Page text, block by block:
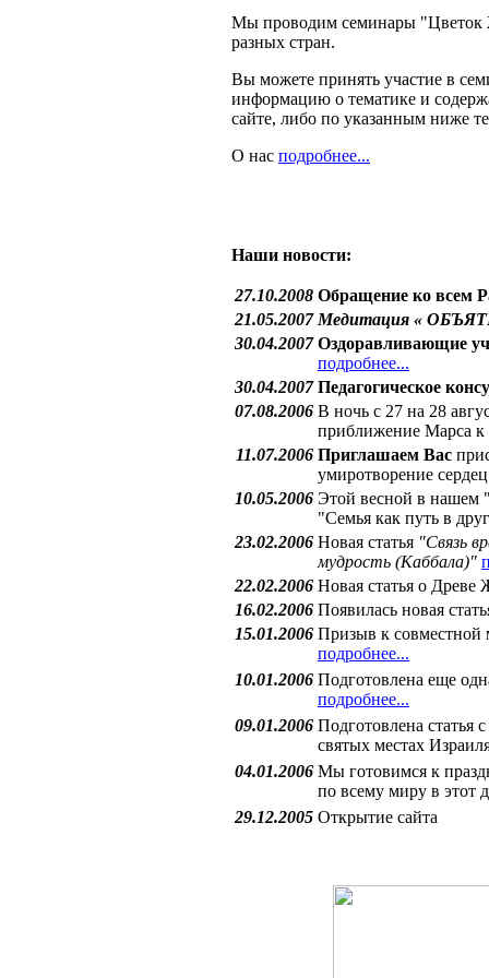
Мы проводим семинары
разных стран.
Вы можете принять участие в
информацию о тематике и
сайте, либо по указанным ниже
О нас подробнее...
Наши новости:
27.10.2008 Обращение ко всем
21.05.2007 Медитация «
30.04.2007 Оздоравливающие
подробнее...
30.04.2007 Педагогическое
07.08.2006 В ночь с 27 на 28
приближение Марса к
11.07.2006 Приглашаем Вас
умиротворение
10.05.2006 Этой весной в нашем
"Семья как путь в
23.02.2006 Новая статья "Связь
мудрость (Каббала)"
22.02.2006 Новая статья о
16.02.2006 Появилась новая
15.01.2006 Призыв к совместной
подробнее...
10.01.2006 Подготовлена еще
подробнее...
09.01.2006 Подготовлена
святых местах
04.01.2006 Мы готовимся к
по всему миру в этот
29.12.2005 Открытие сайта